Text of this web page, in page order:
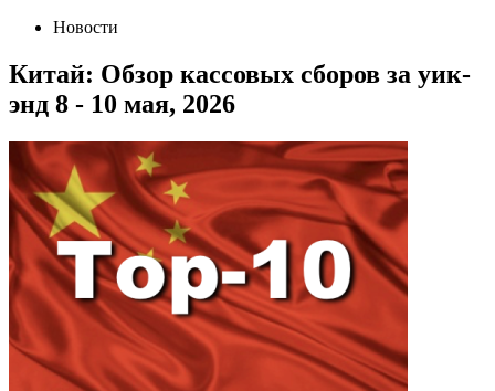
Новости
Китай: Обзор кассовых сборов за уик-
энд 8 - 10 мая, 2026